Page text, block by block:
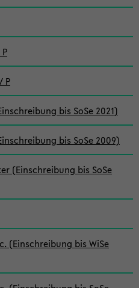
P
bis SoSe 2021)
bis SoSe 2009)
(Einschreibung bis SoSe
(Einschreibung bis WiSe